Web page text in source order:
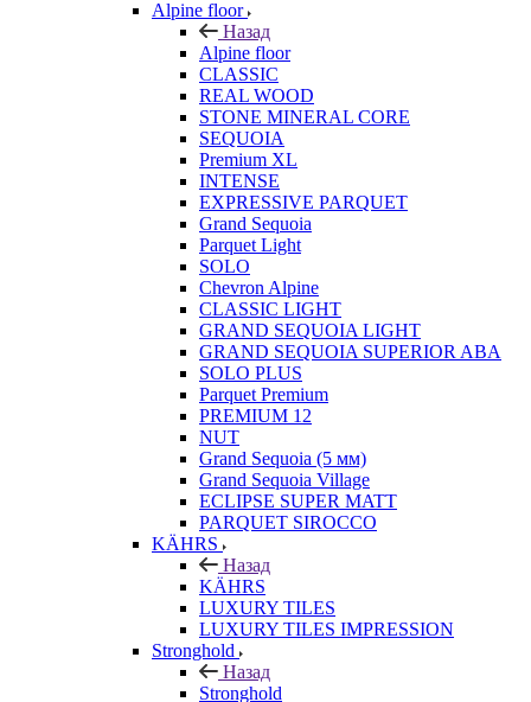
Alpine floor
Назад
Alpine floor
CLASSIC
REAL WOOD
STONE MINERAL CORE
SEQUOIA
Premium XL
INTENSE
EXPRESSIVE PARQUET
Grand Sequoia
Parquet Light
SOLO
Chevron Alpine
CLASSIC LIGHT
GRAND SEQUOIA LIGHT
GRAND SEQUOIA SUPERIOR ABA
SOLO PLUS
Parquet Premium
PREMIUM 12
NUT
Grand Sequoia (5 мм)
Grand Sequoia Village
ECLIPSE SUPER MATT
PARQUET SIROCCO
KÄHRS
Назад
KÄHRS
LUXURY TILES
LUXURY TILES IMPRESSION
Stronghold
Назад
Stronghold